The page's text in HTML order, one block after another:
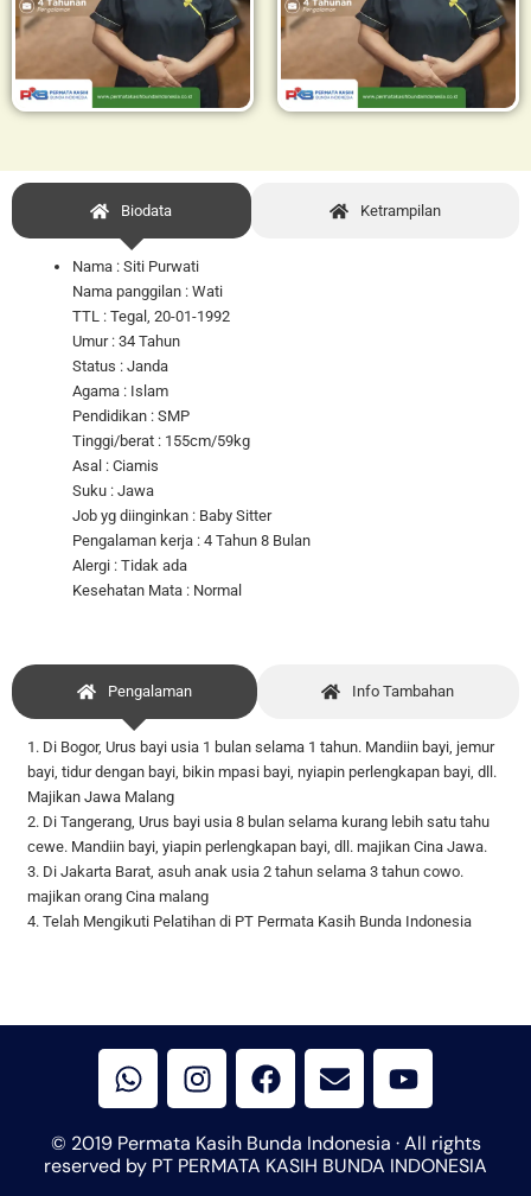
Biodata Ketrampilan
Nama : Siti Purwati
Nama panggilan : Wati
TTL : Tegal, 20-01-1992
Umur : 34 Tahun
Status : Janda
Agama : Islam
Pendidikan : SMP
Tinggi/berat : 155cm/59kg
Asal : Ciamis
Suku : Jawa
Job yg diinginkan : Baby Sitter
Pengalaman kerja : 4 Tahun 8 Bulan
Alergi : Tidak ada
Kesehatan Mata : Normal
Pengalaman Info Tambahan
1. Di Bogor, Urus bayi usia 1 bulan selama 1 tahun. Mandiin bayi, jemur
bayi, tidur dengan bayi, bikin mpasi bayi, nyiapin perlengkapan bayi, dll.
Majikan Jawa Malang
2. Di Tangerang, Urus bayi usia 8 bulan selama kurang lebih satu tahu
cewe. Mandiin bayi, yiapin perlengkapan bayi, dll. majikan Cina Jawa.
3. Di Jakarta Barat, asuh anak usia 2 tahun selama 3 tahun cowo.
majikan orang Cina malang
4. Telah Mengikuti Pelatihan di PT Permata Kasih Bunda Indonesia
h
a
t
s
a
n
s
t
a
a
c
b
n
v
e
l
o
u
t
u
© 2019 Permata Kasih Bunda Indonesia · All rights
reserved by PT PERMATA KASIH BUNDA INDONESIA